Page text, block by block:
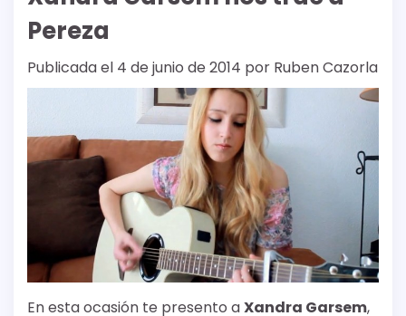
Pereza
Publicada el 4 de junio de 2014 por Ruben Cazorla
En esta ocasión te presento aXandra Garsem,